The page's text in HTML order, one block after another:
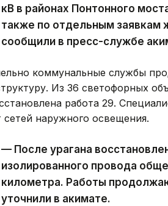
кВ в районах Понтонного
также по отдельным заявкам
сообщили в пресс-службе
коммунальные службы
Из 36 светофорных
работа 29.
сетей наружного освещения.
— После урагана
изолированного провода
километра. Работы
уточнили в акимате.